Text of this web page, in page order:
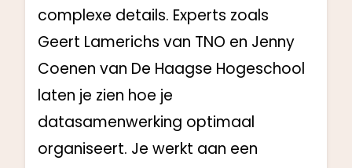
complexe details. Experts zoals
Geert Lamerichs van TNO en Jenny
Coenen van De Haagse Hogeschool
laten je zien hoe je
datasamenwerking optimaal
organiseert. Je werkt aan een